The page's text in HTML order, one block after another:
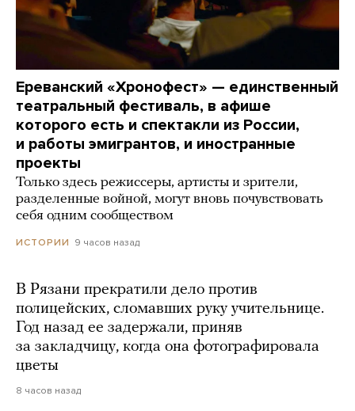
Ереванский «Хронофест» — единственный
театральный фестиваль, в афише
которого есть и спектакли из России,
и работы эмигрантов, и иностранные
проекты
Только здесь режиссеры, артисты и зрители,
разделенные войной, могут вновь почувствовать
себя одним сообществом
ИСТОРИИ 9 часов назад
В Рязани прекратили дело против
полицейских, сломавших руку учительнице.
Год назад ее задержали, приняв
за закладчицу, когда она фотографировала
цветы
8 часов назад